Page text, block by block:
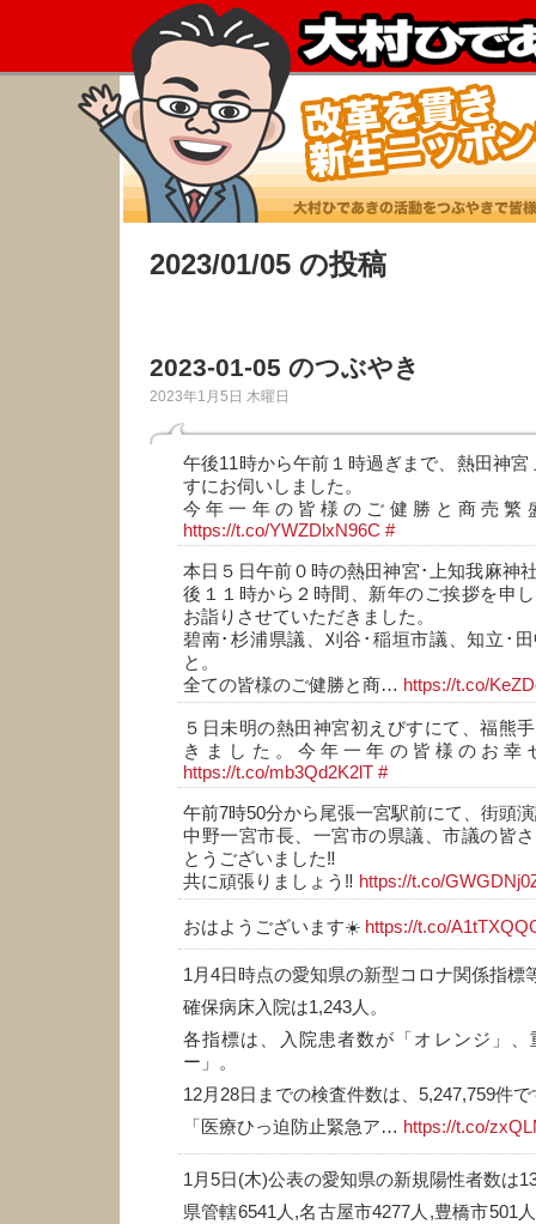
2023/01/05 の投稿
2023-01-05 のつぶやき
2023年1月5日 木曜日
午後11時から午前１時過ぎまで、熱田神
すにお伺いしました。
今年一年の皆様のご健勝と商売繁
https://t.co/YWZDlxN96C #
本日５日午前０時の熱田神宮･上知我麻神
後１１時から２時間、新年のご挨拶を申
お詣りさせていただきました。
碧南･杉浦県議、刈谷･稲垣市議、知立･
と。
全ての皆様のご健勝と商… https://t.co/
５日未明の熱田神宮初えびすにて、福熊
きました。今年一年の皆様のお
https://t.co/mb3Qd2K2lT #
午前7時50分から尾張一宮駅前にて、街頭
中野一宮市長、一宮市の県議、市議の皆
とうございました‼️
共に頑張りましょう‼️ https://t.co/
おはようございます☀️ https://t.co/
1月4日時点の愛知県の新型コロナ関係指標
確保病床入院は1,243人。
各指標は、入院患者数が「オレンジ」
ー」。
12月28日までの検査件数は、5,247,759件で
「医療ひっ迫防止緊急ア… https://t.co/
1月5日(木)公表の愛知県の新規陽性者数は
県管轄6541人,名古屋市4277人,豊橋市501